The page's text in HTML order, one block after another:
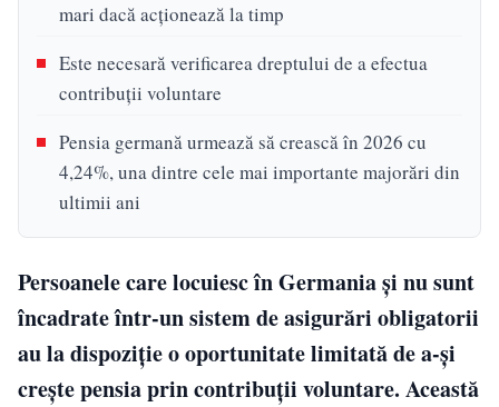
mari dacă acționează la timp
Este necesară verificarea dreptului de a efectua
contribuții voluntare
Pensia germană urmează să crească în 2026 cu
4,24%, una dintre cele mai importante majorări din
ultimii ani
Persoanele care locuiesc în Germania și nu sunt
încadrate într-un sistem de asigurări obligatorii
au la dispoziție o oportunitate limitată de a-și
crește pensia prin contribuții voluntare. Această